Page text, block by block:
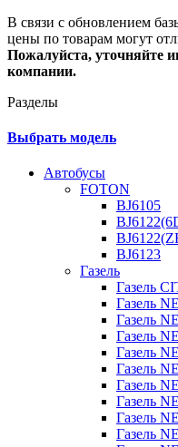
В связи с обновлением
цены по товарам могут
Пожалуйста, уточняйте
компании.
Разделы
Выбрать модель
Автобусы
FOTON
BJ6105
BJ6123
Газель
Газель
Газель
Газель
Газель
Газель
Газель
Газель
Газель
Газель
Газель